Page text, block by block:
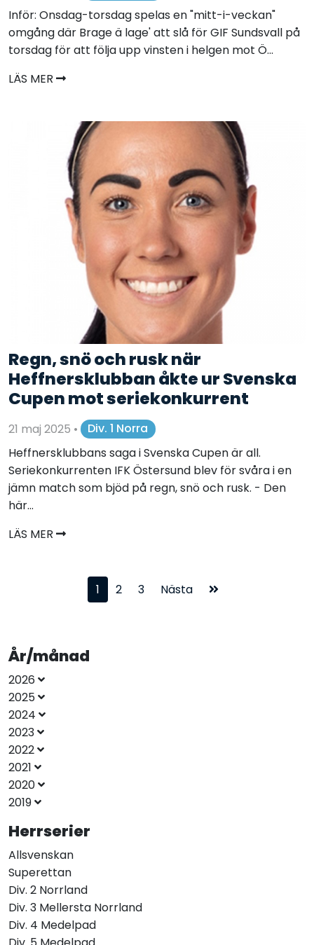
Inför: Onsdag-torsdag spelas en "mitt-i-veckan"
omgång där Brage ä lage' att slå för GIF Sundsvall på
torsdag för att följa upp vinsten i helgen mot Ö...
LÄS MER
Regn, snö och rusk när
Heffnersklubban åkte ur Svenska
Cupen mot seriekonkurrent
21 maj 2025 •
Div. 1 Norra
Heffnersklubbans saga i Svenska Cupen är all.
Seriekonkurrenten IFK Östersund blev för svåra i en
jämn match som bjöd på regn, snö och rusk. - Den
här...
LÄS MER
1 2 3 Nästa
År/månad
2026
2025
2024
2023
2022
2021
2020
2019
Herrserier
Allsvenskan
Superettan
Div. 2 Norrland
Div. 3 Mellersta Norrland
Div. 4 Medelpad